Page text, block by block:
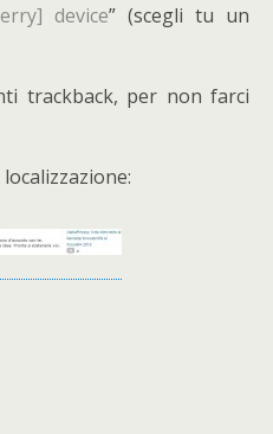
device” (scegli tu un
trackback, per non farci